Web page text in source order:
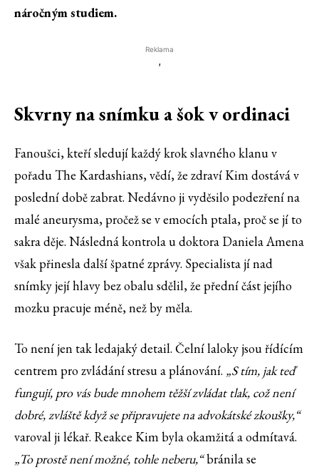
náročným studiem.
Reklama
'
Skvrny na snímku a šok v ordinaci
Fanoušci, kteří sledují každý krok slavného klanu v
pořadu The Kardashians, vědí, že zdraví Kim dostává v
poslední době zabrat. Nedávno ji vyděsilo podezření na
malé aneurysma, pročež se v emocích ptala, proč se jí to
sakra děje. Následná kontrola u doktora Daniela Amena
však přinesla další špatné zprávy. Specialista jí nad
snímky její hlavy bez obalu sdělil, že přední část jejího
mozku pracuje méně, než by měla.
To není jen tak ledajaký detail. Čelní laloky jsou řídícím
centrem pro zvládání stresu a plánování. „S tím, jak teď
fungují, pro vás bude mnohem těžší zvládat tlak, což není
dobré, zvláště když se připravujete na advokátské zkoušky,“
varoval ji lékař. Reakce Kim byla okamžitá a odmítavá.
„To prostě není možné, tohle neberu,“bránila se